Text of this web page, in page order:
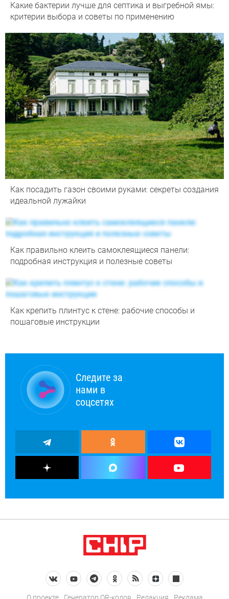
Какие бактерии лучше для септика и выгребной ямы:
критерии выбора и советы по применению
Как посадить газон своими руками: секреты создания
идеальной лужайки
Как правильно клеить самоклеящиеся панели:
подробная инструкция и полезные советы
Как крепить плинтус к стене: рабочие способы и
пошаговые инструкции
Следите за
нами в
соцсетях